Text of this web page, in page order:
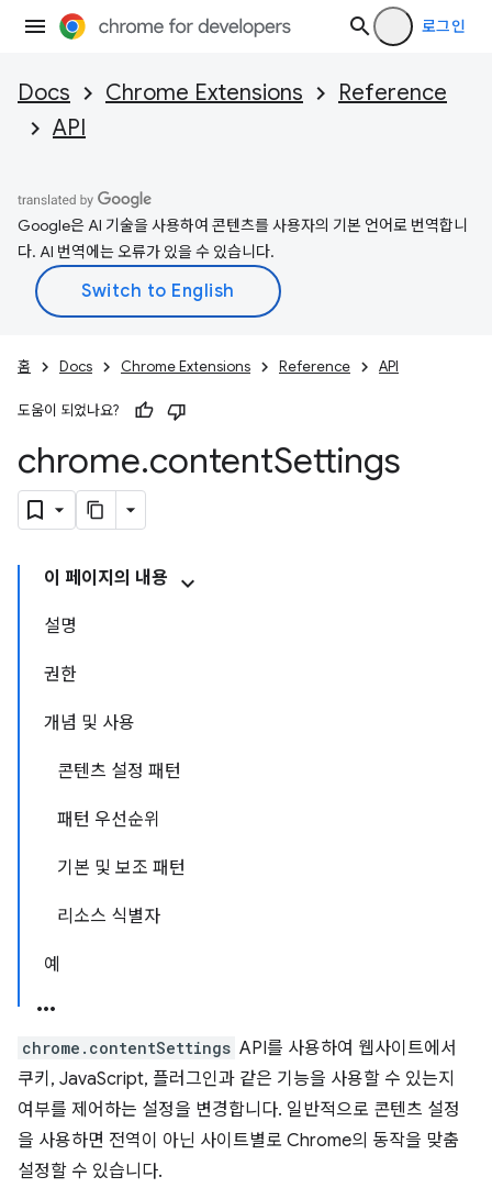
로그인
Docs Chrome Extensions
Reference
API
Google은 AI 기술을 사용하여 콘텐츠를 사용자의 기본 언어로 번역합니
다. AI 번역에는 오류가 있을 수 있습니다.
홈 Docs Chrome Extensions Reference API
도움이 되었나요?
chrome.contentSettings
이 페이지의 내용
설명
권한
개념 및 사용
콘텐츠 설정 패턴
패턴 우선순위
기본 및 보조 패턴
리소스 식별자
예
chrome.contentSettings API를 사용하여 웹사이트에서
쿠키, JavaScript, 플러그인과 같은 기능을 사용할 수 있는지
여부를 제어하는 설정을 변경합니다. 일반적으로 콘텐츠 설정
을 사용하면 전역이 아닌 사이트별로 Chrome의 동작을 맞춤
설정할 수 있습니다.